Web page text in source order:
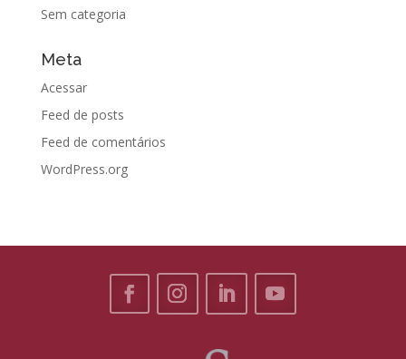
Sem categoria
Meta
Acessar
Feed de posts
Feed de comentários
WordPress.org